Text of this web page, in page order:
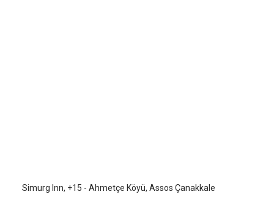
Simurg Inn, +15 - Ahmetçe Köyü, Assos Çanakkale